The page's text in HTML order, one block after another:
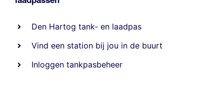
Den Hartog tank- en laadpas
Vind een station bij jou in de buurt
Inloggen tankpasbeheer